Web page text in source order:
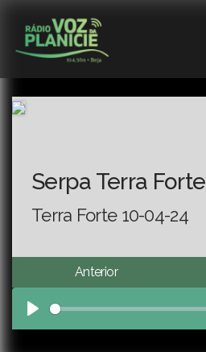
Serpa Terra Forte
Terra Forte 10-04-24
Anterior
Play